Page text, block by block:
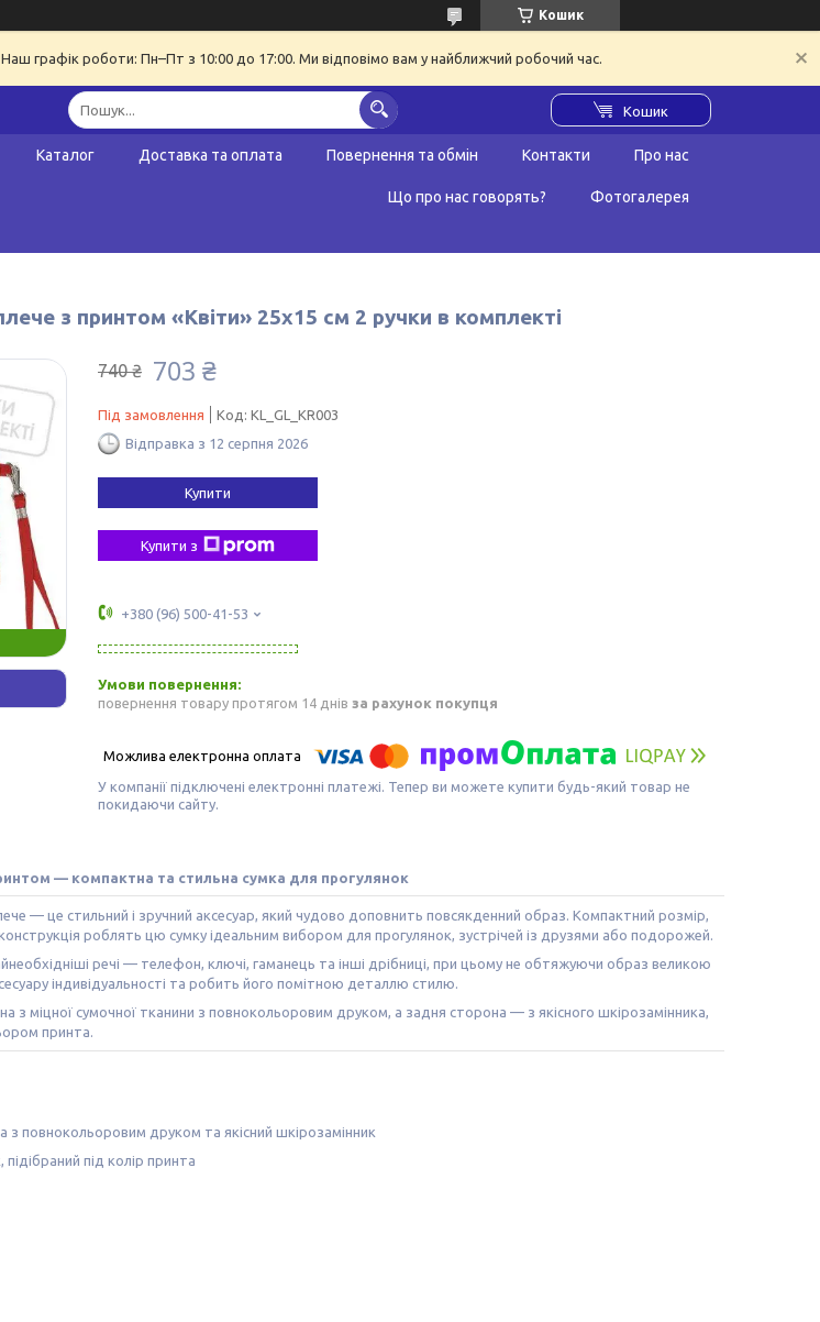
Кошик
графік роботи: Пн–Пт з 10:00 до 17:00. Ми відповімо вам у найближчий робочий час.
Кошик
Каталог Доставка та оплата Повернення та обмін Контакти Про нас
Що про нас говорять? Фотогалерея
з принтом «Квіти» 25х15 см 2 ручки в комплекті
740 ₴ 703 ₴
Під замовлення Код: KL_GL_KR003
Відправка з 12 серпня 2026
Купити
Купити з
+380 (96) 500-41-53
повернення товару протягом 14 днів за рахунок покупця
У компанії підключені електронні платежі. Тепер ви можете купити будь-який товар не
покидаючи сайту.
— компактна та стильна сумка для прогулянок
— це стильний і зручний аксесуар, який чудово доповнить повсякденний образ. Компактний розмір,
роблять цю сумку ідеальним вибором для прогулянок, зустрічей із друзями або подорожей.
речі — телефон, ключі, гаманець та інші дрібниці, при цьому не обтяжуючи образ великою
індивідуальності та робить його помітною деталлю стилю.
з міцної сумочної тканини з повнокольоровим друком, а задня сторона — з якісного шкірозамінника,
принта.
з повнокольоровим друком та якісний шкірозамінник
під колір принта